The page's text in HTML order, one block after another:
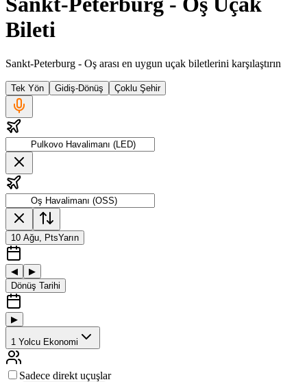
Bileti
Sankt-Peterburg - Oş arası en uygun uçak biletlerini karşılaştırın
Tek Yön Gidiş-Dönüş Çoklu Şehir
10 Ağu, PtsYarın
◀
▶
Dönüş Tarihi
▶
1 Yolcu Ekonomi
Sadece direkt uçuşlar